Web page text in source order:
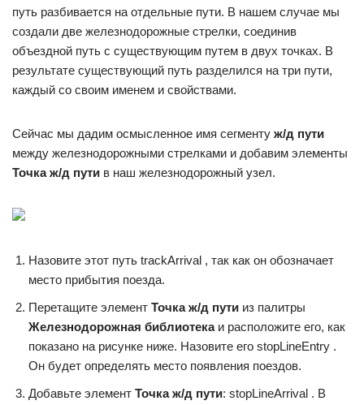
путь разбивается на отдельные пути. В нашем случае мы
создали две железнодорожные стрелки, соединив
объездной путь с существующим путем в двух точках. В
результате существующий путь разделился на три пути,
каждый со своим именем и свойствами.
Сейчас мы дадим осмысленное имя сегменту ж/д пути
между железнодорожными стрелками и добавим элементы
Точка ж/д пути в наш железнодорожный узел.
Назовите этот путь trackArrival , так как он обозначает
место прибытия поезда.
Перетащите элемент Точка ж/д пути из палитры
Железнодорожная библиотекаи расположите его, как
показано на рисунке ниже. Назовите его stopLineEntry .
Он будет определять место появления поездов.
Добавьте элемент Точка ж/д пути: stopLineArrival . В